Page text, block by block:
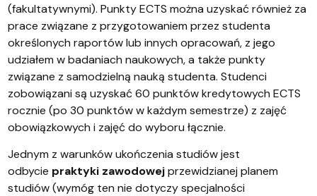
(fakultatywnymi). Punkty ECTS można uzyskać również za
prace związane z przygotowaniem przez studenta
określonych raportów lub innych opracowań, z jego
udziałem w badaniach naukowych, a także punkty
związane z samodzielną nauką studenta. Studenci
zobowiązani są uzyskać 60 punktów kredytowych ECTS
rocznie (po 30 punktów w każdym semestrze) z zajęć
obowiązkowych i zajęć do wyboru łącznie.
Jednym z warunków ukończenia studiów jest
odbycie praktyki zawodowejprzewidzianej planem
studiów (wymóg ten nie dotyczy specjalności